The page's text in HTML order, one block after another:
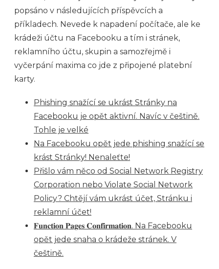
popsáno v následujících příspěvcích a
příkladech. Nevede k napadení počítače, ale ke
krádeži účtu na Facebooku a tím i stránek,
reklamního účtu, skupin a samozřejmě i
vyčerpání maxima co jde z připojené platební
karty.
Phishing snažící se ukrást Stránky na
Facebooku je opět aktivní. Navíc v češtině.
Tohle je velké
Na Facebooku opět jede phishing snažící se
krást Stránky! Nenaleťte!
Přišlo vám něco od Social Network Registry
Corporation nebo Violate Social Network
Policy? Chtějí vám ukrást účet, Stránku i
reklamní účet!
𝐅𝐮𝐧𝐜𝐭𝐢𝐨𝐧 𝐏𝐚𝐠𝐞𝐬 𝐂𝐨𝐧𝐟𝐢𝐫𝐦𝐚𝐭𝐢𝐨𝐧. Na Facebooku
opět jede snaha o krádeže stránek. V
češtině.